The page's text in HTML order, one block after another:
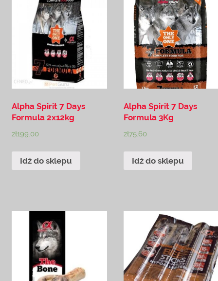
Alpha Spirit 7 Days
Formula 2x12kg
zł199.00
Idź do sklepu
Alpha Spirit 7 Days
Formula 3Kg
zł75.60
Idź do sklepu